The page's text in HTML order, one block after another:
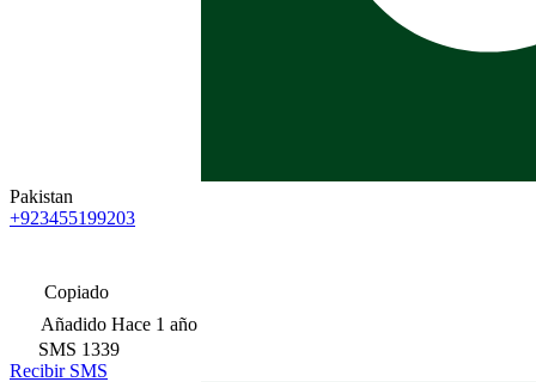
Pakistan
+923455199203
Copiado
Añadido Hace 1 año
SMS 1339
Recibir SMS